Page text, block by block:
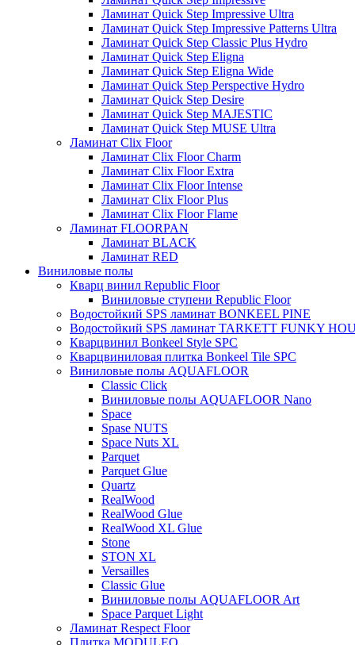
Ламинат Quick Step Impressive Ultra
Ламинат Quick Step Impressive Patterns Ultra
Ламинат Quick Step Classic Plus Hydro
Ламинат Quick Step Eligna
Ламинат Quick Step Eligna Wide
Ламинат Quick Step Perspective Hydro
Ламинат Quick Step Desire
Ламинат Quick Step MAJESTIC
Ламинат Quick Step MUSE Ultra
Ламинат Clix Floor
Ламинат Clix Floor Charm
Ламинат Clix Floor Extra
Ламинат Clix Floor Intense
Ламинат Clix Floor Plus
Ламинат Clix Floor Flame
Ламинат FLOORPAN
Ламинат BLACK
Ламинат RED
Виниловые полы
Кварц винил Republic Floor
Виниловые ступени Republic Floor
Водостойкий SPS ламинат BONKEEL PINE
Водостойкий SPS ламинат TARKETT FUNKY
Кварцвинил Bonkeel Style SPC
Кварцвиниловая плитка Bonkeel Tile SPC
Виниловые полы AQUAFLOOR
Classic Click
Виниловые полы AQUAFLOOR Nano
Space
Spase NUTS
Space Nuts XL
Parquet
Parquet Glue
Quartz
RealWood
RealWood Glue
RealWood XL Glue
Stone
STON XL
Versailles
Classic Glue
Виниловые полы AQUAFLOOR Art
Space Parquet Light
Ламинат Respect Floor
Плитка MODULEO